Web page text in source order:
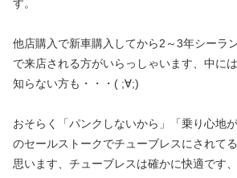
す。
他店購入で新車購入してから2～3年シーラ
で来店される方がいらっしゃいます、中に
知らない方も・・・( ;∀;)
おそらく「パンクしないから」「乗り心地
のセールストークでチューブレスにされて
思います、チューブレスは確かに快適です、